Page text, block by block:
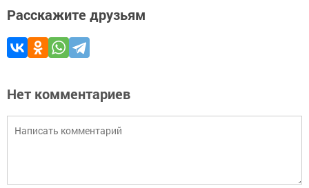
Расскажите друзьям
Нет комментариев